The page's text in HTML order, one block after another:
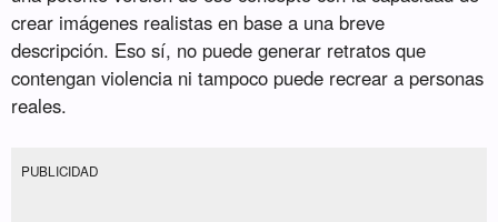
crear imágenes realistas en base a una breve
descripción. Eso sí, no puede generar retratos que
contengan violencia ni tampoco puede recrear a personas
reales.
PUBLICIDAD